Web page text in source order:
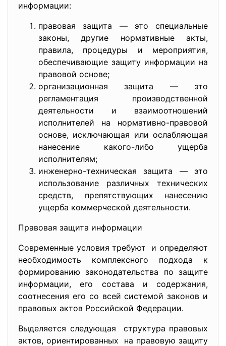
информации:
правовая защита — это специальные
законы, другие нормативные акты,
правила, процедуры и мероприятия,
обеспечивающие защиту информации на
правовой основе;
организационная защита — это
регламентация производственной
деятельности и взаимоотношений
исполнителей на нормативно-правовой
основе, исключающая или ослабляющая
нанесение какого-либо ущерба
исполнителям;
инженерно-техническая защита — это
использование различных технических
средств, препятствующих нанесению
ущерба коммерческой деятельности.
Правовая защита информации
Современные условия требуют и определяют
необходимость комплексного подхода к
формированию законодательства по защите
информации, его состава и содержания,
соотнесения его со всей системой законов и
правовых актов Российской Федерации.
Выделяется следующая структура правовых
актов, ориентированных на правовую защиту